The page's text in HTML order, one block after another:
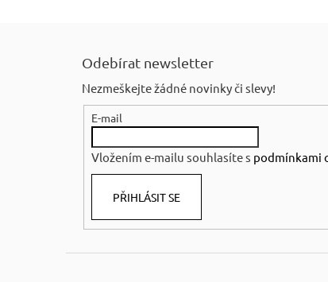
Odebírat newsletter
Nezmeškejte žádné novinky či slevy!
E-mail
Vložením e-mailu souhlasíte s podmínkami
PŘIHLÁSIT SE